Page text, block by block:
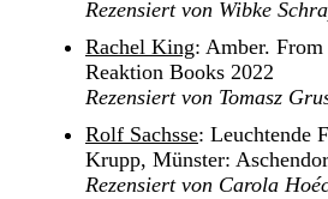
Rezensiert von Wibke
Rachel King: Amber.
Reaktion Books 2022
Rezensiert von Tomasz
Rolf Sachsse: Leuchtende
Krupp, Münster:
Rezensiert von Carola